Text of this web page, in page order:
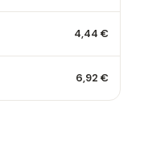
4,44 €
6,92 €